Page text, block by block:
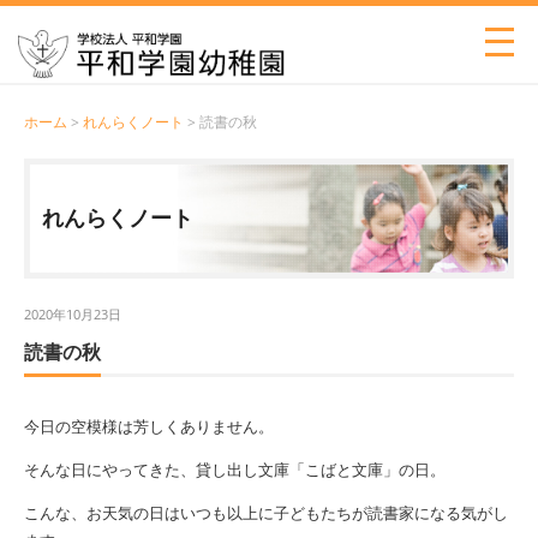
ホーム > れんらくノート > 読書の秋
れんらくノート
2020年10月23日
読書の秋
今日の空模様は芳しくありません。
そんな日にやってきた、貸し出し文庫「こばと文庫」の日。
こんな、お天気の日はいつも以上に子どもたちが読書家になる気がし